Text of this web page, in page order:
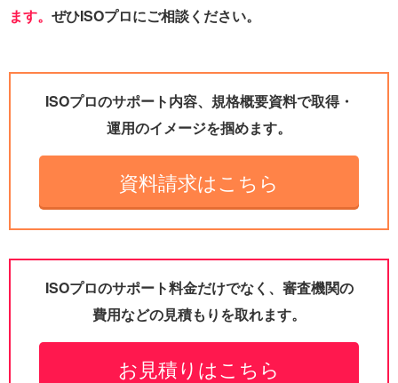
ます。 ぜひISOプロにご相談ください。
ISOプロのサポート内容、規格概要資料で取得・
運用のイメージを掴めます。
資料請求はこちら
ISOプロのサポート料金だけでなく、審査機関の
費用などの見積もりを取れます。
お見積りはこちら